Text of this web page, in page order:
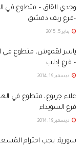
وجدي القاق – متطوع في
–فرع ريف دمشق
يناير 5, 2015
ياسر لقموش، متطوع في
– فرع إدلب
ديسمبر 19, 2014
علاء جربوع، متطوع في
فرع السويداء
ديسمبر 19, 2014
سورية: يجب احترام